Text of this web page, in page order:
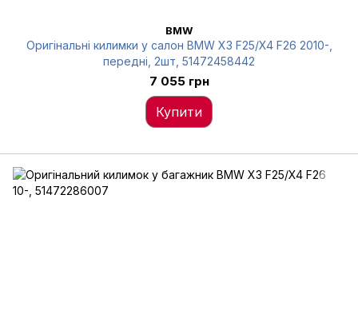
BMW
Оригінальні килимки у салон BMW X3 F25/X4 F26 2010-,
передні, 2шт, 51472458442
7 055 грн
Купити